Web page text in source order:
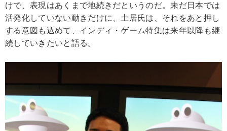
けで、表現はあくまで地続きだというのだ。未だ日本では
活発化していない動きだけに、土居氏は、それをあと押し
する意図も込めて、インディ・ゲーム特集は来年以降も継
続していきたいと語る。